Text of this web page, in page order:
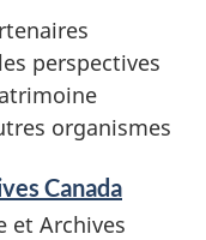
perspectives
organismes
Canada
et Archives